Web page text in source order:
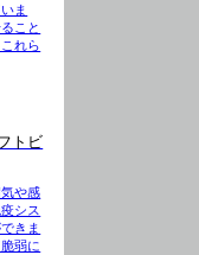
ま
こと
れら
トビ
や感
シス
きま
弱に